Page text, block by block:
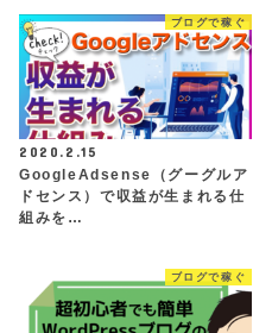
ブログで稼ぐ
2020.2.15
GoogleAdsense（グーグルア
ドセンス）で収益が生まれる仕
組みを…
ブログで稼ぐ